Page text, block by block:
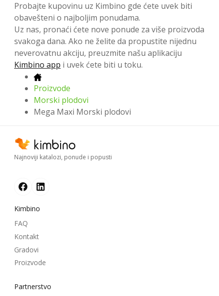
Probajte kupovinu uz Kimbino gde ćete uvek biti
obavešteni o najboljim ponudama.
Uz nas, pronaći ćete nove ponude za više proizvoda
svakoga dana. Ako ne želite da propustite nijednu
neverovatnu akciju, preuzmite našu aplikaciju
Kimbino app i uvek ćete biti u toku.
Proizvode
Morski plodovi
Mega Maxi Morski plodovi
Najnoviji katalozi, ponude i popusti
Kimbino
FAQ
Kontakt
Gradovi
Proizvode
Partnerstvo